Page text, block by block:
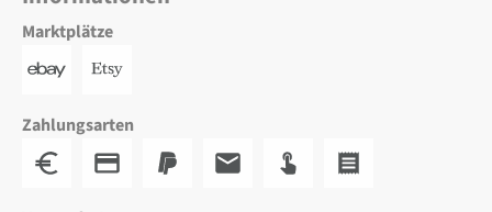
Marktplätze
Zahlungsarten